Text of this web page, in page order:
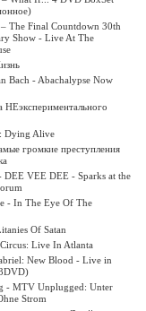
The Final Countdown 30th
Show - Live At The
Bach - Abachalypse Now
НЕэкспериментального
Dying Alive
громкие преступления
DEE VEE DEE - Sparks at the
- In The Eye Of The
Of Satan
Live In Atlanta
New Blood - Live in
- MTV Unplugged: Unter
Strom